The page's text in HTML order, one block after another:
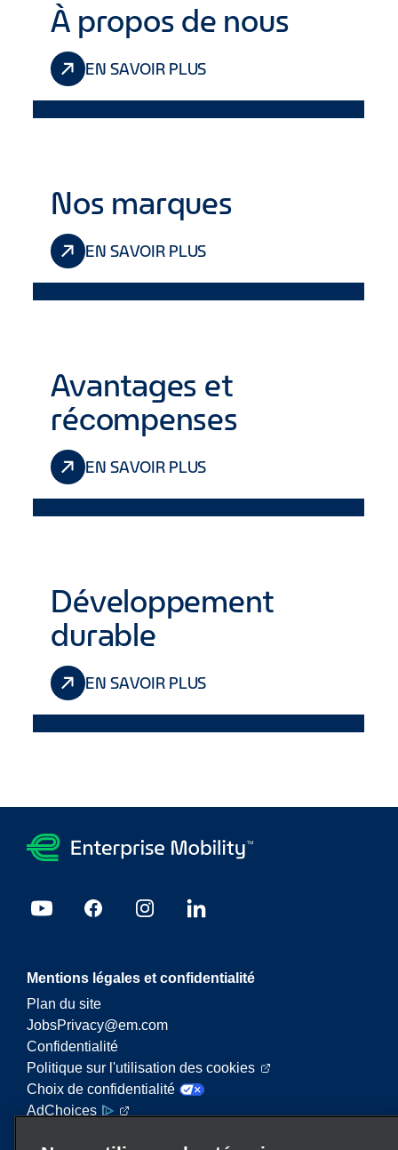
À propos de nous
EN SAVOIR PLUS
Nos marques
EN SAVOIR PLUS
Avantages et
récompenses
EN SAVOIR PLUS
Développement
durable
EN SAVOIR PLUS
Mentions légales et confidentialité
Plan du site
JobsPrivacy@em.com
Confidentialité
Politique sur l'utilisation des cookies
Choix de confidentialité
AdChoices